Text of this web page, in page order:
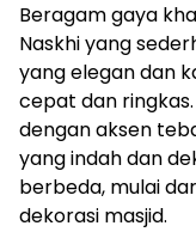
Beragam gaya
Naskhi yang
yang elegan dan
cepat dan
dengan aksen
yang indah dan
berbeda, mulai
dekorasi masjid.